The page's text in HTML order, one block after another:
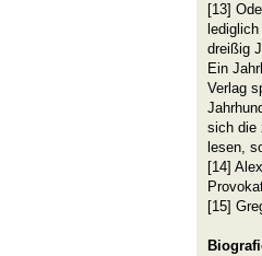
[13]
dreißig
Ein
Verlag
sich die
lesen,
[14]
[15]